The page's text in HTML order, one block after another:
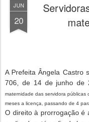
JUN
20
A Prefeita Ângela Castro
706, de 14 de junho de
maternidade das servidora
meses a licença, passando de 4
O direito à prorrogação é